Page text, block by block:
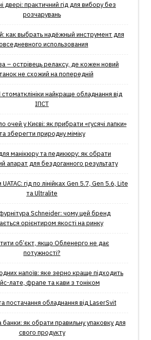
двері: практичний гід для вибору без
розчарувань
как выбрать надёжный инструмент для
использования
– острівець релаксу, де кожен новий
не схожий на попередній
стоматклініки найкраще обладнання від
ІПСТ
очей у Києві: як прибрати «гусячі лапки»
зберегти природну міміку
манікюру та педикюру: як обрати
апарат для бездоганного результату
гід по лінійках Gen 5.7, Gen 5.6, Lite
та Ultralite
Schneider: чому цей бренд
орієнтиром якості на ринку
об’єкт, якщо Обленерго не дає
потужності?
напоїв: яке зерно краще підходить
лате, фрапе та кави з тоніком
постачання обладнання від LaserSvit
як обрати правильну упаковку для
свого продукту